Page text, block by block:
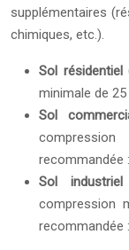
supplémentaires
chimiques, etc.).
Sol résidentiel
minimale de
Sol
recommandée
Sol
compression
recommandée